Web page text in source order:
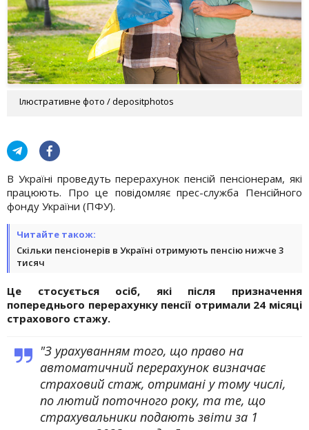
Ілюстративне фото / depositphotos
В Україні проведуть перерахунок пенсій пенсіонерам, які
працюють. Про це повідомляє прес-служба Пенсійного
фонду України (ПФУ).
Читайте також:
Скільки пенсіонерів в Україні отримують пенсію нижче 3
тисяч
Це стосується осіб, які після призначення
попереднього перерахунку пенсії отримали 24 місяці
страхового стажу.
"З урахуванням того, що право на
автоматичний перерахунок визначає
страховий стаж, отримані у тому числі,
по лютий поточного року, та те, що
страхувальники подають звіти за 1